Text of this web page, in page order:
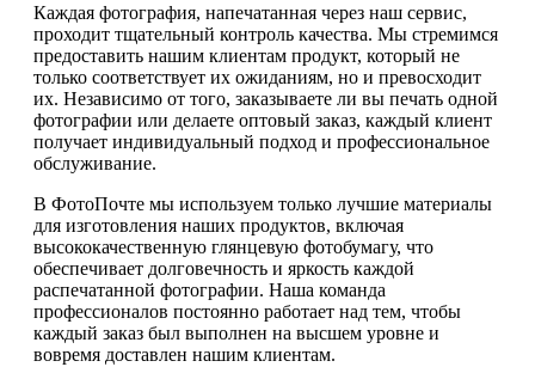
Каждая фотография, напечатанная через наш сервис,
проходит тщательный контроль качества. Мы стремимся
предоставить нашим клиентам продукт, который не
только соответствует их ожиданиям, но и превосходит
их. Независимо от того, заказываете ли вы печать одной
фотографии или делаете оптовый заказ, каждый клиент
получает индивидуальный подход и профессиональное
обслуживание.
В ФотоПочте мы используем только лучшие материалы
для изготовления наших продуктов, включая
высококачественную глянцевую фотобумагу, что
обеспечивает долговечность и яркость каждой
распечатанной фотографии. Наша команда
профессионалов постоянно работает над тем, чтобы
каждый заказ был выполнен на высшем уровне и
вовремя доставлен нашим клиентам.